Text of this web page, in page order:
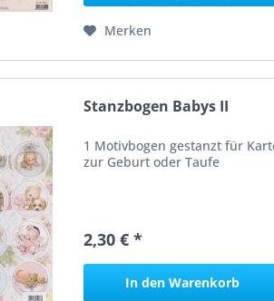
Merken
Stanzbogen Babys II
1 Motivbogen gestanzt für
zur Geburt oder Taufe
2,30 € *
In den Warenkorb